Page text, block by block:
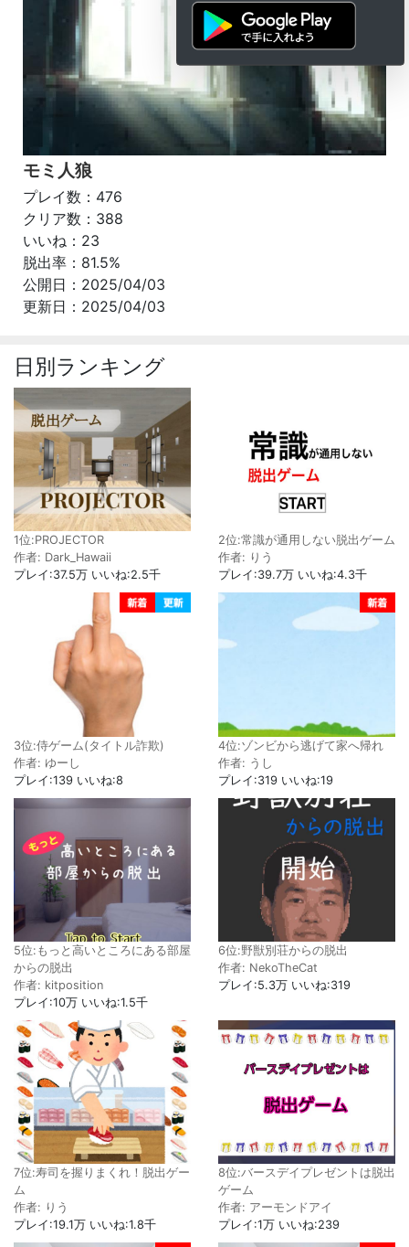
モミ人狼
プレイ数：476
クリア数：388
いいね：23
脱出率：81.5%
公開日：2025/04/03
更新日：2025/04/03
日別ランキング
1位:PROJECTOR
作者: Dark_Hawaii
プレイ:37.5万 いいね:2.5千
2位:常識が通用しない脱出ゲーム
作者: りう
プレイ:39.7万 いいね:4.3千
3位:侍ゲーム(タイトル詐欺)
作者: ゆーし
プレイ:139 いいね:8
4位:ゾンビから逃げて家へ帰れ
作者: うし
プレイ:319 いいね:19
5位:もっと高いところにある部屋
からの脱出
作者: kitposition
プレイ:10万 いいね:1.5千
6位:野獣別荘からの脱出
作者: NekoTheCat
プレイ:5.3万 いいね:319
7位:寿司を握りまくれ！脱出ゲー
ム
作者: りう
プレイ:19.1万 いいね:1.8千
8位:バースデイプレゼントは脱出
ゲーム
作者: アーモンドアイ
プレイ:1万 いいね:239